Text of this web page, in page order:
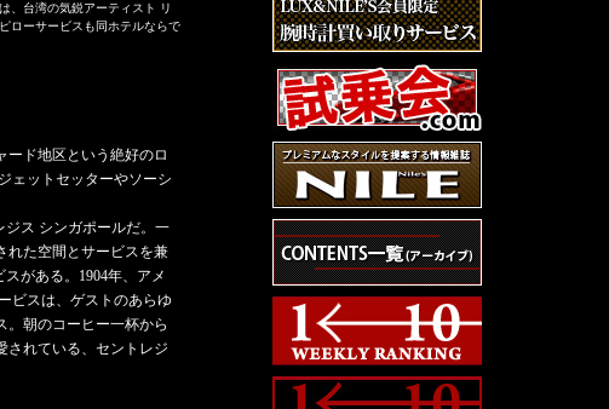
、台湾の気鋭アーティスト リ
ローサービスも同ホテルならで
ード地区という絶好のロ
ェットセッターやソーシ
ス シンガポールだ。一
れた空間とサービスを兼
がある。1904年、アメ
ビスは、ゲストのあらゆ
。朝のコーヒー一杯から
されている、セントレジ